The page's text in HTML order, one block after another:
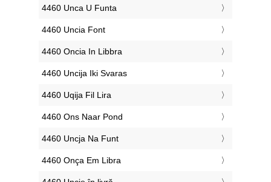
‎4460 Unca U Funta
‎4460 Uncia Font
‎4460 Oncia In Libbra
‎4460 Uncija Iki Svaras
‎4460 Uqija Fil Lira
‎4460 Ons Naar Pond
‎4460 Uncja Na Funt
‎4460 Onça Em Libra